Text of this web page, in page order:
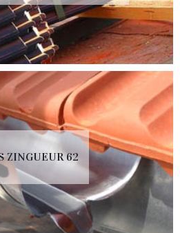
ZINGUEUR 62